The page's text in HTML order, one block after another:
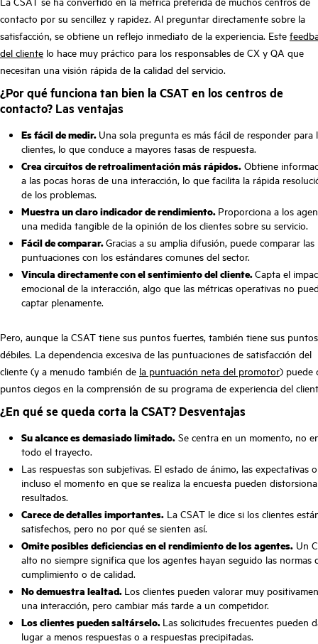
contacto por su sencillez y rapidez. Al preguntar directamente sobre la
satisfacción, se obtiene un reflejo inmediato de la experiencia. Este
del cliente lo hace muy práctico para los responsables de CX y QA que
necesitan una visión rápida de la calidad del servicio.
¿Por qué funciona tan bien la CSAT en los centros de
contacto? Las ventajas
Es fácil de medir. Una sola pregunta es más fácil de responder para
clientes, lo que conduce a mayores tasas de respuesta.
Crea circuitos de retroalimentación más rápidos. Obtiene
a las pocas horas de una interacción, lo que facilita la rápida
de los problemas.
Muestra un claro indicador de rendimiento. Proporciona a los
una medida tangible de la opinión de los clientes sobre su servicio.
Fácil de comparar.Gracias a su amplia difusión, puede comparar las
puntuaciones con los estándares comunes del sector.
Vincula directamente con el sentimiento del cliente.Capta el
emocional de la interacción, algo que las métricas operativas no
captar plenamente.
Pero, aunque la CSAT tiene sus puntos fuertes, también tiene sus puntos
débiles. La dependencia excesiva de las puntuaciones de satisfacción del
cliente (y a menudo también de la puntuación neta del promotor) puede
puntos ciegos en la comprensión de su programa de experiencia del
¿En qué se queda corta la CSAT? Desventajas
Su alcance es demasiado limitado. Se centra en un momento, no
todo el trayecto.
Las respuestas son subjetivas. El estado de ánimo, las expectativas o
incluso el momento en que se realiza la encuesta pueden
resultados.
Carece de detalles importantes. La CSAT le dice si los clientes
satisfechos, pero no por qué se sienten así.
Omite posibles deficiencias en el rendimiento de los agentes. Un
alto no siempre significa que los agentes hayan seguido las normas
cumplimiento o de calidad.
No demuestra lealtad. Los clientes pueden valorar muy
una interacción, pero cambiar más tarde a un competidor.
Los clientes pueden saltárselo. Las solicitudes frecuentes pueden
lugar a menos respuestas o a respuestas precipitadas.